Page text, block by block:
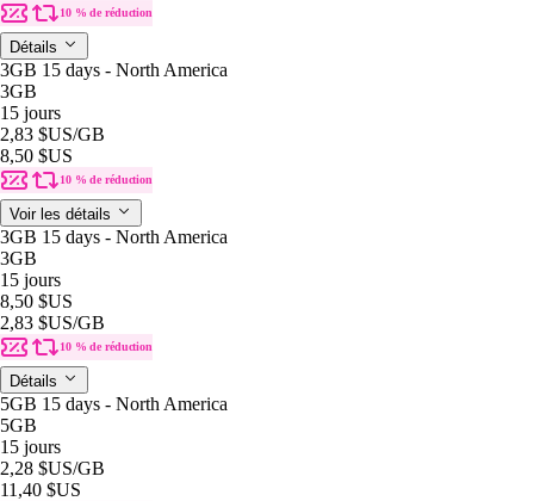
10 % de réduction
Détails
3GB 15 days - North America
3GB
15 jours
2,83 $US/GB
8,50 $US
10 % de réduction
Voir les détails
3GB 15 days - North America
3GB
15 jours
8,50 $US
2,83 $US/GB
10 % de réduction
Détails
5GB 15 days - North America
5GB
15 jours
2,28 $US/GB
11,40 $US